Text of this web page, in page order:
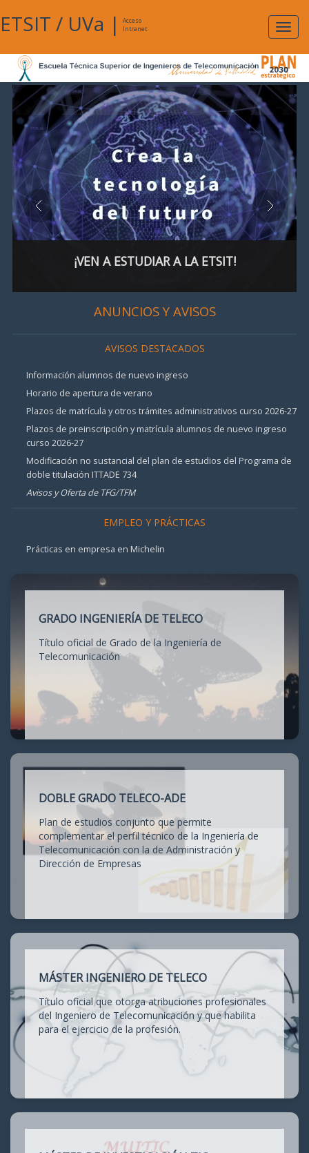
ETSIT / UVa |
Acceso
Intranet
¡VEN A ESTUDIAR A LA ETSIT!
ANUNCIOS Y AVISOS
AVISOS DESTACADOS
Información alumnos de nuevo ingreso
Horario de apertura de verano
Plazos de matrícula y otros trámites administrativos curso 2026-27
Plazos de preinscripción y matrícula alumnos de nuevo ingreso
curso 2026-27
Modificación no sustancial del plan de estudios del Programa de
doble titulación ITTADE 734
Avisos y Oferta de TFG/TFM
EMPLEO Y PRÁCTICAS
Prácticas en empresa en Michelin
GRADO INGENIERÍA DE TELECO
Título oficial de Grado de la Ingeniería de
Telecomunicación
DOBLE GRADO TELECO-ADE
Plan de estudios conjunto que permite
complementar el perfil técnico de la Ingeniería de
Telecomunicación con la de Administración y
Dirección de Empresas
MÁSTER INGENIERO DE TELECO
Título oficial que otorga atribuciones profesionales
del Ingeniero de Telecomunicación y que habilita
para el ejercicio de la profesión.